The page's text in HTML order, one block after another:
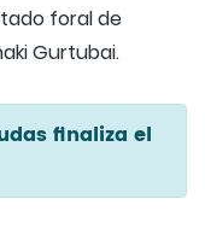
foral de
Gurtubai.
finaliza el